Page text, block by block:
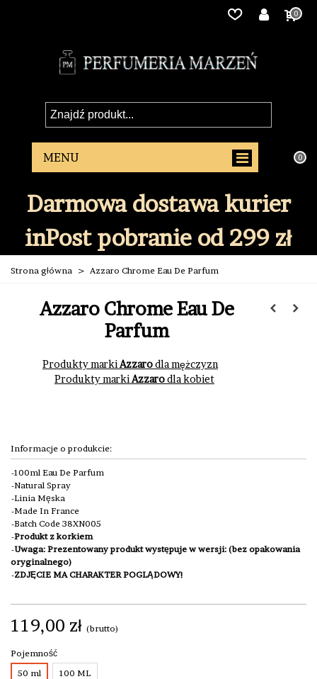
0
0
Darmowa dostawa kurier
inPost pobranie od 299 zł
Strona główna > Azzaro Chrome Eau De Parfum
Azzaro Chrome Eau De
Parfum
Produkty markiAzzarodla mężczyzn
Produkty markiAzzarodla kobiet
Informacje o produkcie:
100ml Eau De Parfum
Natural Spray
Linia Męska
Made In France
Batch Code 38XN005
Produkt z korkiem
Uwaga: Prezentowany produkt występuje w wersji: (bez opakowania
oryginalnego)
ZDJĘCIE MA CHARAKTER POGLĄDOWY!
119,00 zł (brutto)
Pojemność
50 ml
100 ML